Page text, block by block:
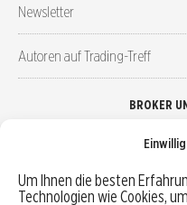
Um Ihnen die besten
Technologien wie Cookies,
Newsletter
Autoren auf Trading-Treff
BROKER
Robo-Advisor vergleichen